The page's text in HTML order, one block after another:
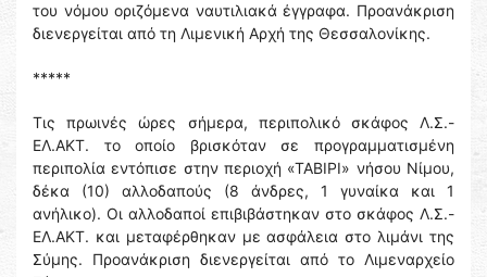
του νόμου οριζόμενα ναυτιλιακά έγγραφα. Προανάκριση
διενεργείται από τη Λιμενική Αρχή της Θεσσαλονίκης.
*****
Τις πρωινές ώρες σήμερα, περιπολικό σκάφος Λ.Σ.-
ΕΛ.ΑΚΤ. το οποίο βρισκόταν σε προγραμματισμένη
περιπολία εντόπισε στην περιοχή «ΤΑΒΙΡΙ» νήσου Νίμου,
δέκα (10) αλλοδαπούς (8 άνδρες, 1 γυναίκα και 1
ανήλικο). Οι αλλοδαποί επιβιβάστηκαν στο σκάφος Λ.Σ.-
ΕΛ.ΑΚΤ. και μεταφέρθηκαν με ασφάλεια στο λιμάνι της
Σύμης. Προανάκριση διενεργείται από το Λιμεναρχείο